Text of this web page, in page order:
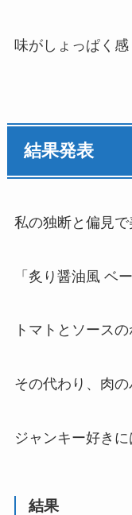
味がしょっぱく感
結果発表
私の独断と偏見
「炙り醤油風 ベ
トマトとソース
その代わり、肉
ジャンキー好き
結果